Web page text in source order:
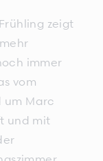
zeigt
immer
vom
um Marc
und mit